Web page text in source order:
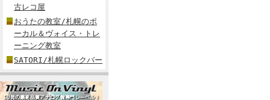
古レコ屋
おうたの教室/札幌のボ
ーカル＆ヴォイス・トレ
ーニング教室
SATORI/札幌ロックバー